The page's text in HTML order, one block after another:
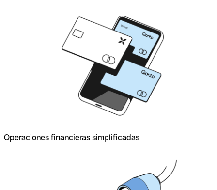
Operaciones financieras simplificadas